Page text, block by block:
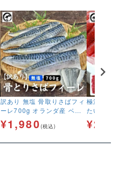
訳あり 無塩 骨取りさばフィ
ーレ700g オランダ産 ベト
ナム産 フェロー諸島 イギリ
ス産 鯖 サバ キズ有 傷 塩な
¥1,980 (税込)
極洋 辛子
たいこ メ
ト おうち
キョクヨ
¥